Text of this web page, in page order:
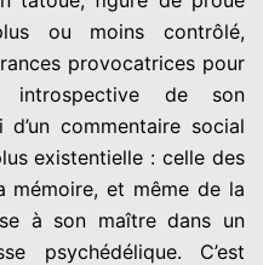
ou moins contrôlé,
provocatrices pour
de son
commentaire social
existentielle : celle des
mémoire, et même de la
à son maître dans un
psychédélique. C’est